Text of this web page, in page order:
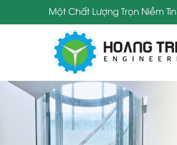
Một Chất Lượng Trọn Niềm Tin